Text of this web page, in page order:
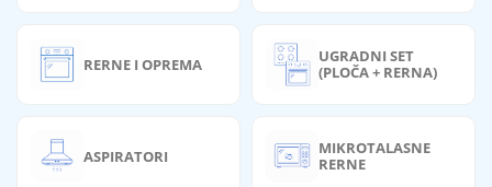
RERNE I OPREMA
UGRADNI SET
(PLOČA + RERNA)
ASPIRATORI
MIKROTALASNE
RERNE